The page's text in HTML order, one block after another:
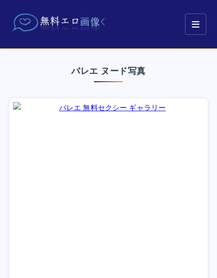
バレエ ヌード写真